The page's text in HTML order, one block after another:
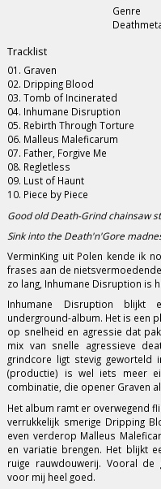
Genre
Tracklist
01. Graven
02. Dripping Blood
03. Tomb of Incinerated
04. Inhumane Disruption
05. Rebirth Through Torture
06. Malleus Maleficarum
07. Father, Forgive Me
08. Regletless
09. Lust of Haunt
10. Piece by Piece
Good old Death-Grind chainsaw
Sink into the Death'n'Gore
VerminKing uit Polen kende ik
frases aan de
zo lang, Inhumane Disruption is
Inhumane Disruption blijkt
underground-album. Het is een
op snelheid en agressie dat
mix van snelle agressieve
grindcore ligt stevig geworteld
(productie) is wel iets meer
combinatie, die opener Graven
Het album ramt er overwegend
verrukkelijk smerige Dripping
even verderop Malleus
en variatie brengen. Het blijkt
ruige rauwdouwerij. Vooral
voor mij heel goed.